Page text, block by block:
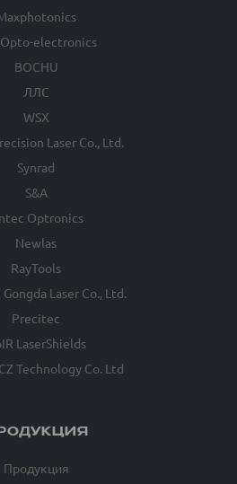
Opto-electronics
BOCHU
ЛЛС
WSX
Laser Co., Ltd.
Synrad
S&A
Optronics
Newlas
RayTools
Laser Co., Ltd.
Precitec
LaserShields
Technology Co. Ltd
Продукция